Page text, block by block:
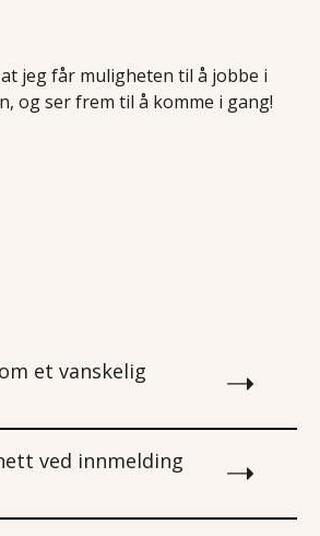
jeg får muligheten til å jobbe i
og ser frem til å komme i gang!
et vanskelig
ved innmelding